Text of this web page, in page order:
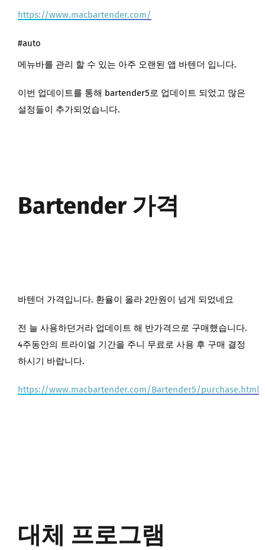
https://www.macbartender.com/
#auto
메뉴바를 관리 할 수 있는 아주 오랜된 앱 바텐더 입니다.
이번 업데이트를 통해 bartender5로 업데이트 되었고 많은
설정들이 추가되었습니다.
Bartender 가격
바텐더 가격입니다. 환율이 올라 2만원이 넘게 되었네요
전 늘 사용하던거라 업데이트 해 반가격으로 구매했습니다.
4주동안의 트라이얼 기간을 주니 무료로 사용 후 구매 결정
하시기 바랍니다.
https://www.macbartender.com/Bartender5/purchase.html
대체 프로그램